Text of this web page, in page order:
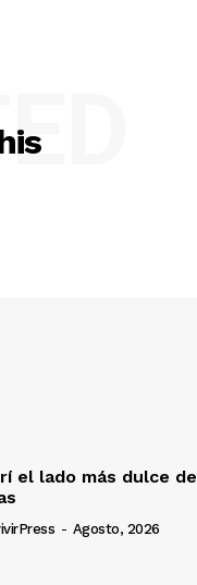
el lado más dulce de
- Agosto, 2026